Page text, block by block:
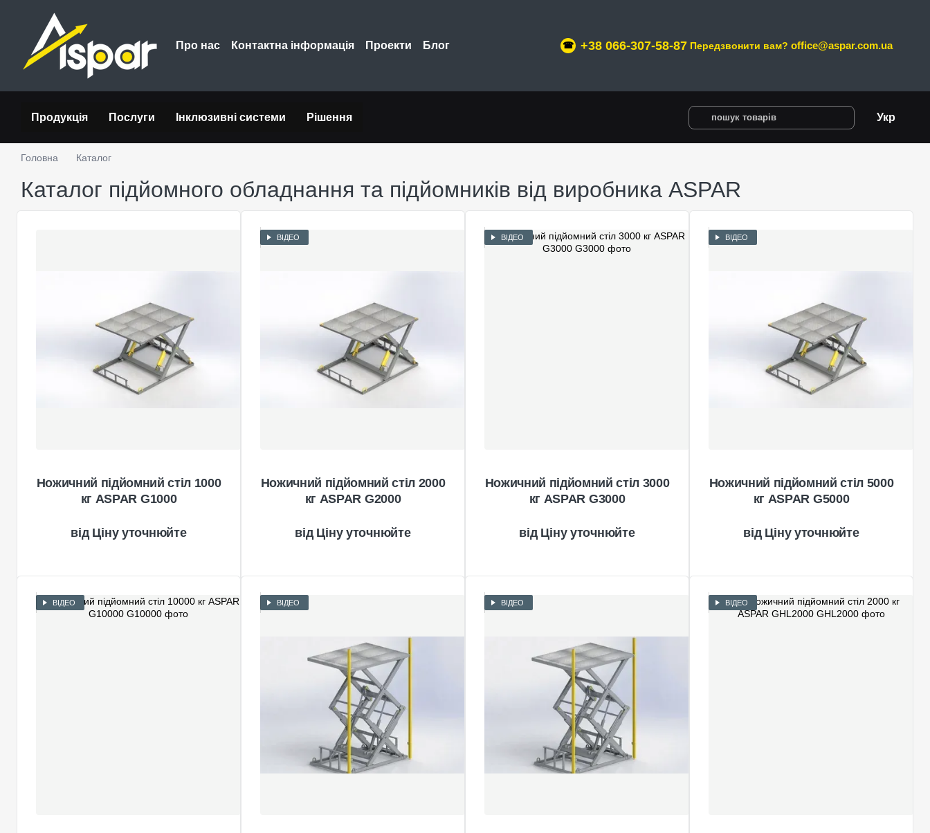
Перейти до основного контенту
Про нас Контактна інформація Проекти Блог +38 066-307-58-87 Передзвонити вам? office@aspar.com.ua
Продукція Послуги Інклюзивні системи Рішення Укр
Головна Каталог
Каталог підйомного обладнання та підйомників від виробника ASPAR
Ножичний підйомний стіл 1000
кг ASPAR G1000
Ціну уточнюйте
ВІДЕО
Ножичний підйомний стіл 2000
кг ASPAR G2000
Ціну уточнюйте
ВІДЕО
Ножичний підйомний стіл 3000
кг ASPAR G3000
Ціну уточнюйте
ВІДЕО
Ножичний підйомний стіл 5000
кг ASPAR G5000
Ціну уточнюйте
ВІДЕО ВІДЕО ВІДЕО ВІДЕО